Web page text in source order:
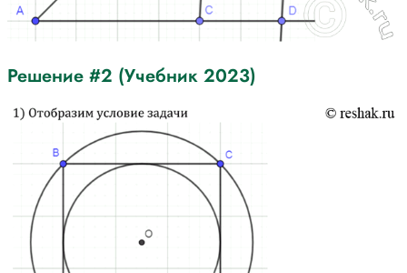
Решение #2 (Учебник 2023)